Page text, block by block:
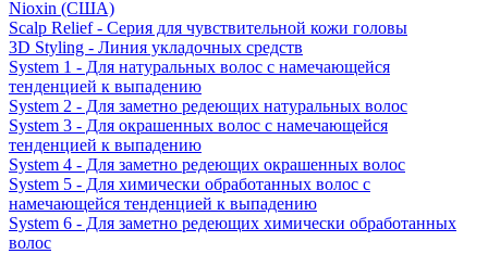
Nioxin (США)
Scalp Relief - Серия для чувствительной кожи головы
3D Styling - Линия укладочных средств
System 1 - Для натуральных волос с намечающейся
тенденцией к выпадению
System 2 - Для заметно редеющих натуральных волос
System 3 - Для окрашенных волос с намечающейся
тенденцией к выпадению
System 4 - Для заметно редеющих окрашенных волос
System 5 - Для химически обработанных волос с
намечающейся тенденцией к выпадению
System 6 - Для заметно редеющих химически обработанных
волос